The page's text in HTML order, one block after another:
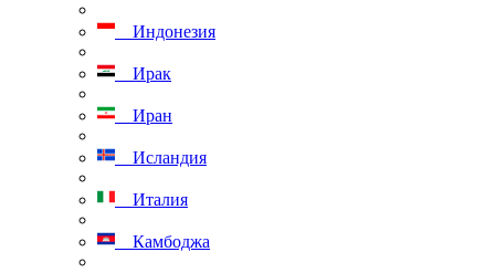
Индонезия
Ирак
Иран
Исландия
Италия
Камбоджа